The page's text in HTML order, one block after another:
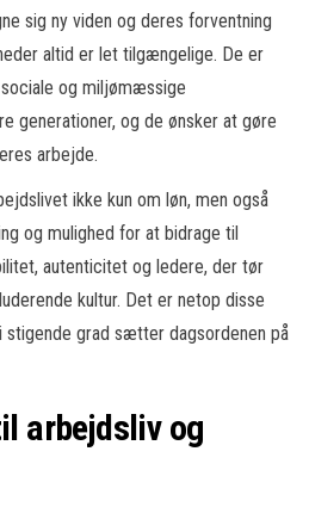
sig ny viden og deres forventning
altid er let tilgængelige. De er
og miljømæssige
generationer, og de ønsker at gøre
arbejde.
ikke kun om løn, men også
og mulighed for at bidrage til
autenticitet og ledere, der tør
kultur. Det er netop disse
grad sætter dagsordenen på
arbejdsliv og